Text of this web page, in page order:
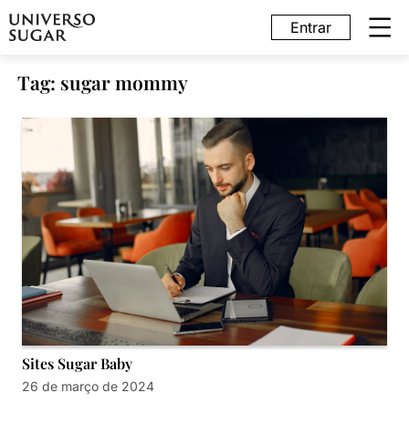
Entrar
Tag: sugar mommy
Sites Sugar Baby
26 de março de 2024